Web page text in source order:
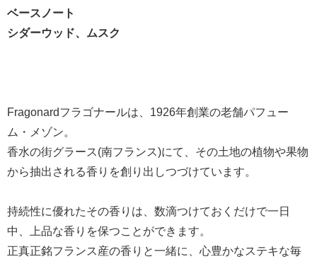
ベースノート
シダーウッド、ムスク
Fragonardフラゴナールは、1926年創業の老舗パフュー
ム・メゾン。
香水の街グラース(南フランス)にて、その土地の植物や果物
から抽出される香りを創り出しつづけています。
持続性に優れたその香りは、数滴つけておくだけで一日
中、上品な香りを保つことができます。
正真正銘フランス産の香りと一緒に、心豊かなステキな毎